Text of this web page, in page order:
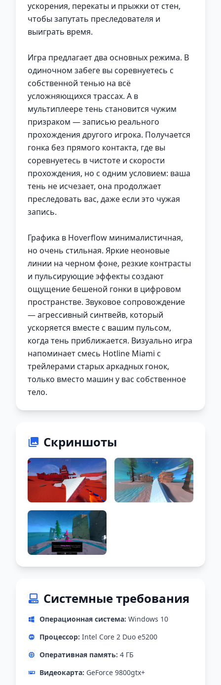
ускорения, перекаты и прыжки от стен,
чтобы запутать преследователя и
выиграть время.
Игра предлагает два основных режима. В
одиночном забеге вы соревнуетесь с
собственной тенью на всё
усложняющихся трассах. А в
мультиплеере тень становится чужим
призраком — записью реального
прохождения другого игрока. Получается
гонка без прямого контакта, где вы
соревнуетесь в чистоте и скорости
прохождения, но с одним условием: ваша
тень не исчезает, она продолжает
преследовать вас, даже если это чужая
запись.
Графика в Hoverflow минималистичная,
но очень стильная. Яркие неоновые
линии на черном фоне, резкие контрасты
и пульсирующие эффекты создают
ощущение бешеной гонки в цифровом
пространстве. Звуковое сопровождение
— агрессивный синтвейв, который
ускоряется вместе с вашим пульсом,
когда тень приближается. Визуально игра
напоминает смесь Hotline Miami с
трейлерами старых аркадных гонок,
только вместо машин у вас собственное
тело.
Скриншоты
Системные требования
Операционная система: Windows 10
Процессор: Intel Core 2 Duo e5200
Оперативная память: 4 ГБ
Видеокарта: GeForce 9800gtx+